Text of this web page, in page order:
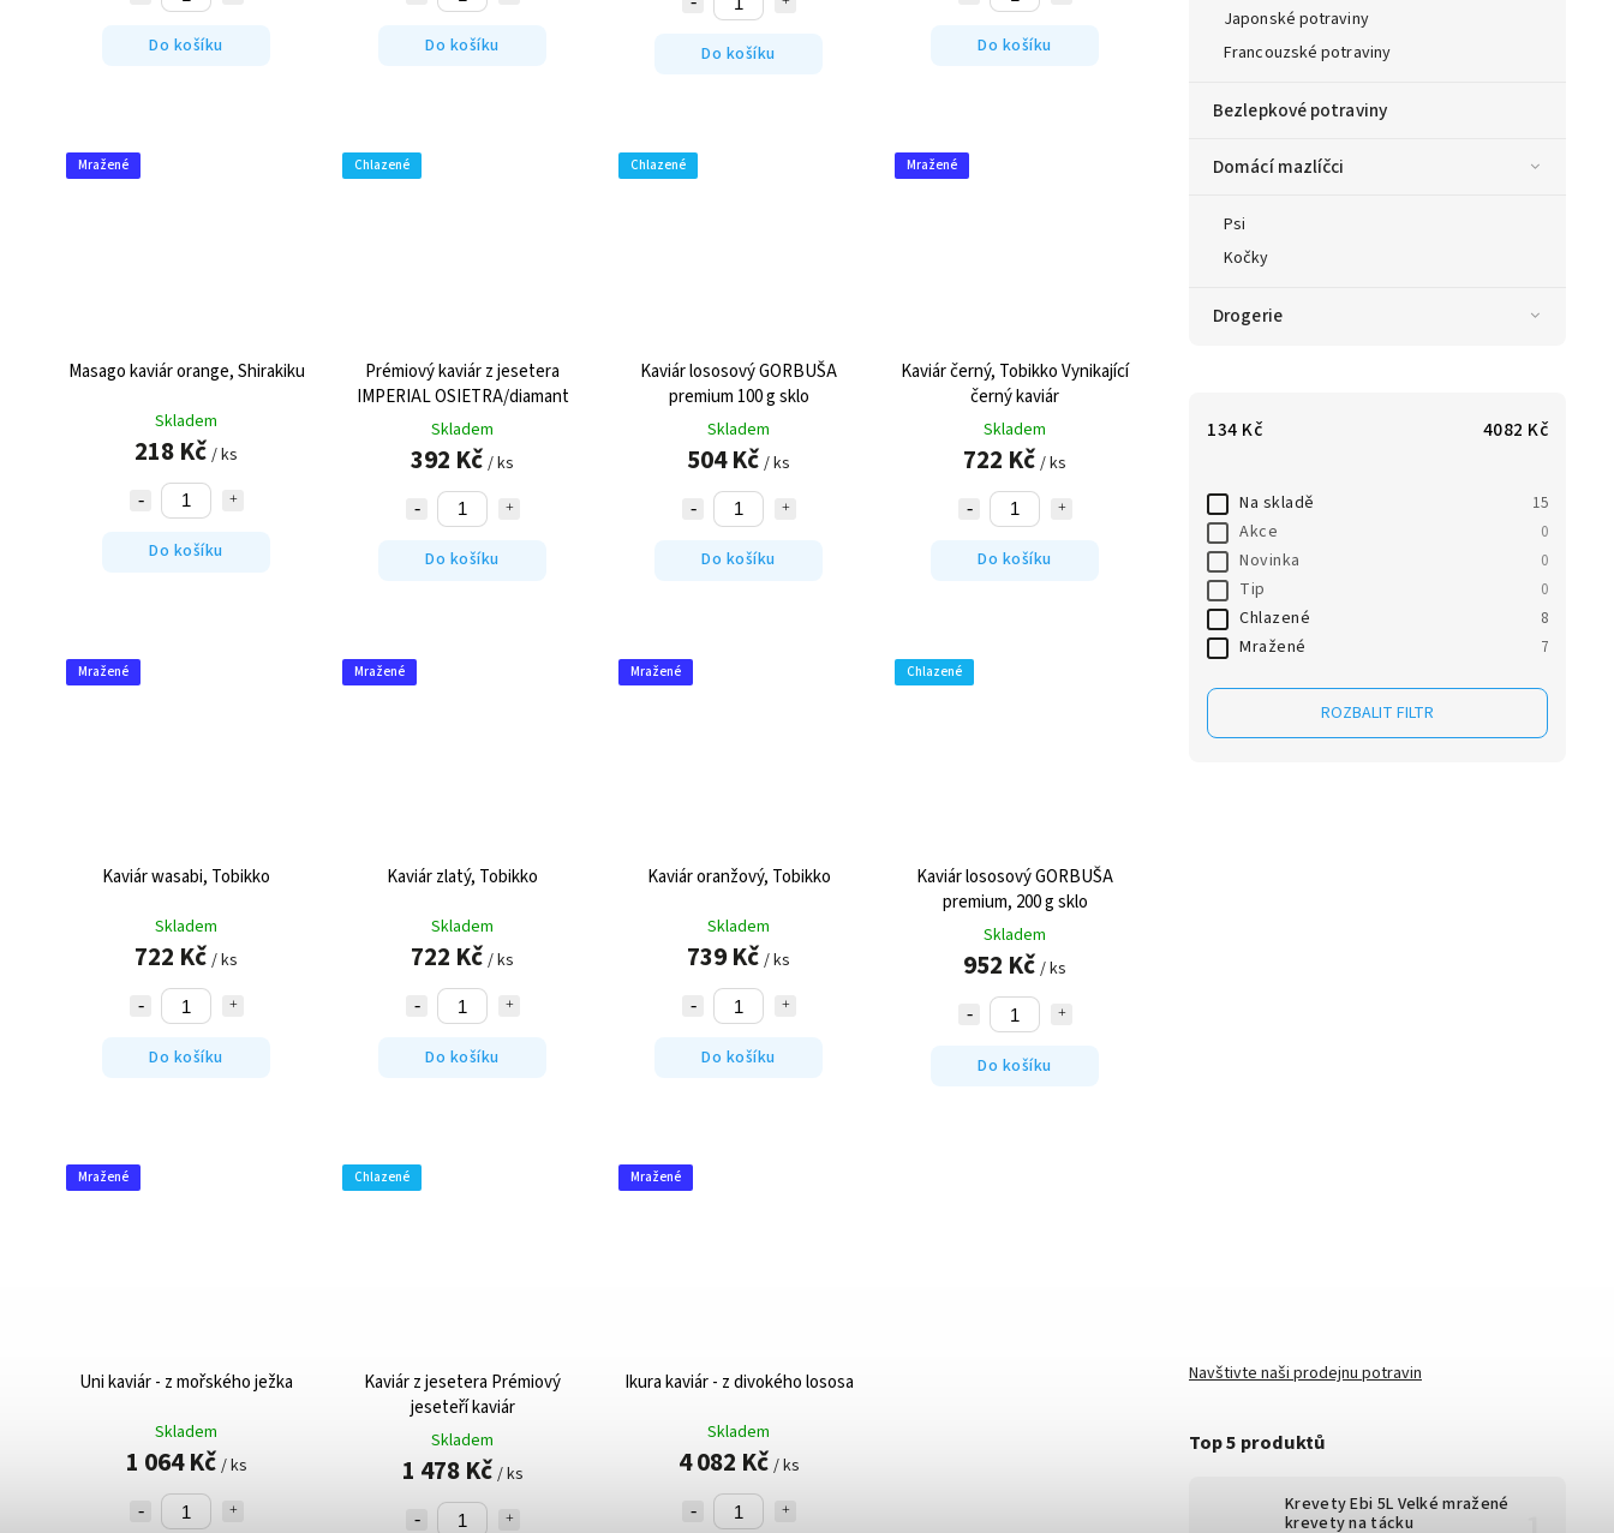
Japonské potraviny
Francouzské potraviny
Bezlepkové potraviny
Domácí mazlíčci
Psi
Kočky
Drogerie
134 Kč 4082 Kč
Na skladě 15
Akce 0
Novinka 0
Tip 0
Chlazené 8
Mražené 7
ROZBALIT FILTR
Navštivte naši prodejnu potravin
Top 5 produktů
Krevety Ebi 5L Velké mražené
krevety na tácku
Do košíku Do košíku Do košíku Do košíku
Mražené
Masago kaviár orange, Shirakiku
Skladem
218 Kč / ks
Do košíku
Chlazené
Prémiový kaviár z jesetera
IMPERIAL OSIETRA/diamant
Skladem
392 Kč / ks
Do košíku
Chlazené
Kaviár lososový GORBUŠA
premium 100 g sklo
Skladem
504 Kč / ks
Do košíku
Mražené
Kaviár černý, TobikkoVynikající
černý kaviár
Skladem
722 Kč / ks
Do košíku
Mražené
Kaviár wasabi, Tobikko
Skladem
722 Kč / ks
Do košíku
Mražené
Kaviár zlatý, Tobikko
Skladem
722 Kč / ks
Do košíku
Mražené
Kaviár oranžový, Tobikko
Skladem
739 Kč / ks
Do košíku
Chlazené
Kaviár lososový GORBUŠA
premium, 200 g sklo
Skladem
952 Kč / ks
Do košíku
Mražené
Uni kaviár - z mořského ježka
Skladem
1 064 Kč / ks
Chlazené
Kaviár z jesetera Prémiový
jeseteří kaviár
Skladem
1 478 Kč / ks
Mražené
Ikura kaviár - z divokého lososa
Skladem
4 082 Kč / ks